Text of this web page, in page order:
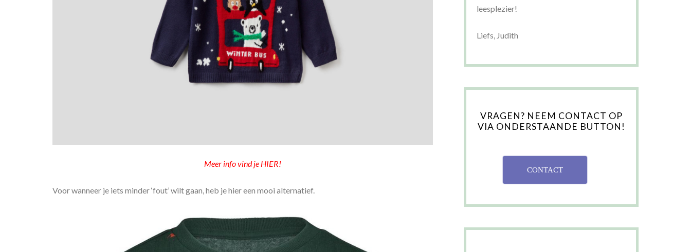
Meer info vind je HIER!
Voor wanneer je iets minder ‘fout’ wilt gaan, heb je hier een mooi alternatief.
leesplezier!
Liefs, Judith
VRAGEN? NEEM CONTACT OP
VIA ONDERSTAANDE BUTTON!
CONTACT